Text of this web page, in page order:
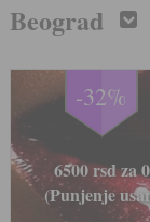
Beograd
LIPOLIZA
uklanjanje i
-33%